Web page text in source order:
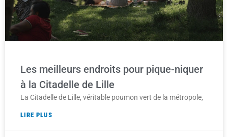
Les meilleurs endroits pour pique-niquer
à la Citadelle de Lille
La Citadelle de Lille, véritable poumon vert de la métropole,
LIRE PLUS